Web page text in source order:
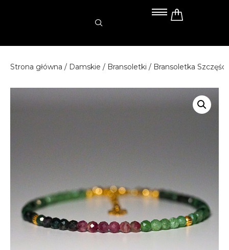
Strona główna / Damskie / Bransoletki / Bransoletka